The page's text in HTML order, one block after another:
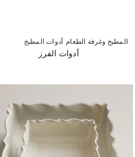
المطبخ وغرفة الطعام أدوات المطبخ
أدوات الفرز
تم تغيير الصورة إلى 1 من 5